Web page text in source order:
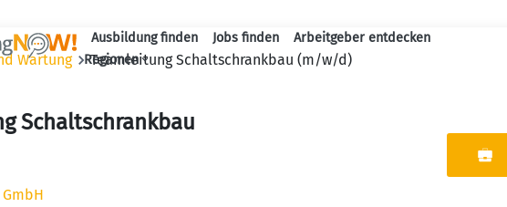
Haupt-Navigation
Ausbildung finden Jobs finden
Arbeitgeber entdecken
Regionen
Wartung Teamleitung Schaltschrankbau (m/w/d)
Schaltschrankbau